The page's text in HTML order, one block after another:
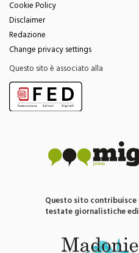
Privacy Policy
Cookie Policy
Disclaimer
Redazione
Change privacy settings
Questo sito è associato alla
Questo sito